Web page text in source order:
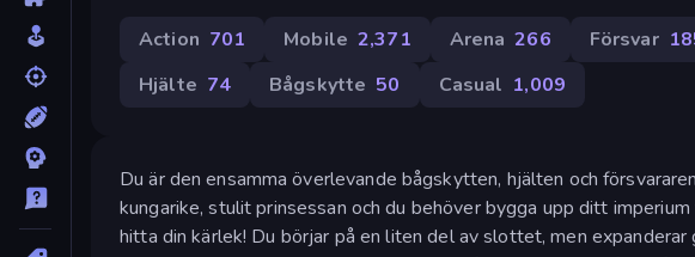
Action 701 Mobile 2,371 Arena 266 Försvar
Hjälte 74 Bågskytte 50 Casual 1,009
Du är den ensamma överlevande bågskytten, hjälten och
kungarike, stulit prinsessan och du behöver bygga upp ditt
hitta din kärlek! Du börjar på en liten del av slottet, men